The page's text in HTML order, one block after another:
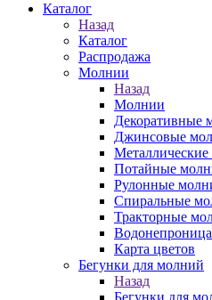
Каталог
Назад
Каталог
Распродажа
Молнии
Назад
Молнии
Декоративные
Джинсовые
Потайные
Рулонные
Спиральные
Тракторные
Карта цветов
Бегунки для молний
Назад
Бегунки для